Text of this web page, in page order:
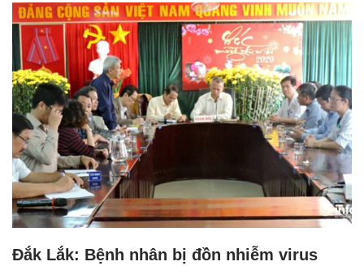
Đắk Lắk: Bệnh nhân bị đồn nhiễm virus